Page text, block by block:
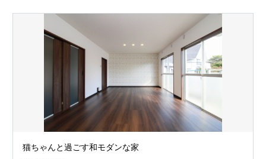
猫ちゃんと過ごす和モダンな家